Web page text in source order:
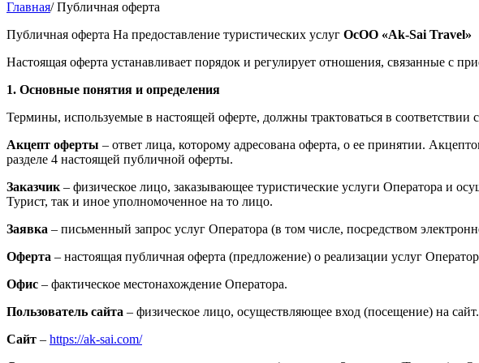
Главная/ Публичная оферта
Публичная оферта На предоставление туристических услуг ОсОО «Ak-Sai Travel»
Настоящая оферта устанавливает порядок и регулирует отношения, связанные с
1. Основные понятия и определения
Термины, используемые в настоящей оферте, должны трактоваться в
Акцепт оферты – ответ лица, которому адресована оферта, о ее принятии.
разделе 4 настоящей публичной оферты.
Заказчик – физическое лицо, заказывающее туристические услуги Оператора и
Турист, так и иное уполномоченное на то лицо.
Заявка – письменный запрос услуг Оператора (в том числе, посредством
Оферта – настоящая публичная оферта (предложение) о реализации услуг
Офис – фактическое местонахождение Оператора.
Пользователь сайта – физическое лицо, осуществляющее вход (посещение) на сайт.
Сайт – https://ak-sai.com/